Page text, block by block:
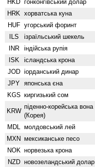
HKD гонконгівський долар
HRK хорватська куна
HUF угорський форинт
ILS ізраїльський шекель
INR індійська рупія
ISK ісландська крона
JOD іорданський динар
JPY японська єна
KGS киргизький сом
KRW
піденно-корейська вона
(Корея)
MDL молдовський лей
MXN мексиканське песо
NOK норвезька крона
NZD ново­зеландський долар